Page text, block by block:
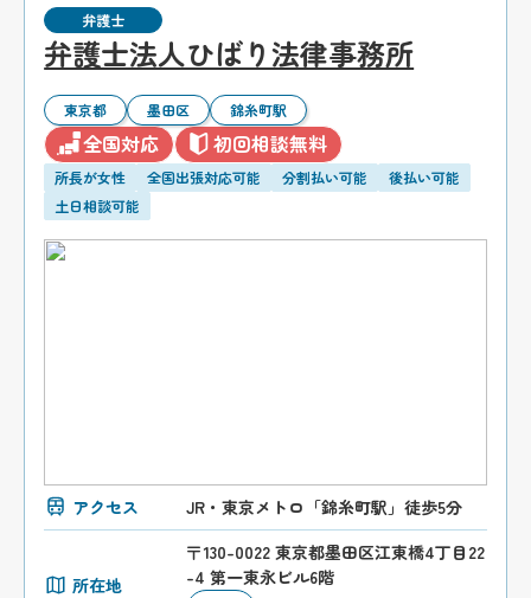
弁護士
弁護士法人ひばり法律事務所
東京都 墨田区 錦糸町駅
全国対応 初回相談無料
所長が女性 全国出張対応可能 分割払い可能
後払い可能
土日相談可能
アクセス JR・東京メトロ「錦糸町駅」徒歩5分
所在地
〒130-0022 東京都墨田区江東橋4丁目22
-4 第一東永ビル6階